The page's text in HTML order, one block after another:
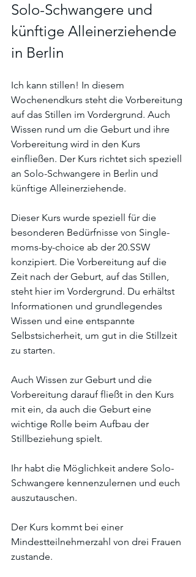
Solo-Schwangere und
künftige Alleinerziehende
in Berlin
Ich kann stillen! In diesem
Wochenendkurs steht die Vorbereitung
auf das Stillen im Vordergrund. Auch
Wissen rund um die Geburt und ihre
Vorbereitung wird in den Kurs
einfließen. Der Kurs richtet sich speziell
an Solo-Schwangere in Berlin und
künftige Alleinerziehende.
Dieser Kurs wurde speziell für die
besonderen Bedürfnisse von Single-
moms-by-choice ab der 20.SSW
konzipiert. Die Vorbereitung auf die
Zeit nach der Geburt, auf das Stillen,
steht hier im Vordergrund. Du erhältst
Informationen und grundlegendes
Wissen und eine entspannte
Selbstsicherheit, um gut in die Stillzeit
zu starten.
Auch Wissen zur Geburt und die
Vorbereitung darauf fließt in den Kurs
mit ein, da auch die Geburt eine
wichtige Rolle beim Aufbau der
Stillbeziehung spielt.
Ihr habt die Möglichkeit andere Solo-
Schwangere kennenzulernen und euch
auszutauschen.
Der Kurs kommt bei einer
Mindestteilnehmerzahl von drei Frauen
zustande.